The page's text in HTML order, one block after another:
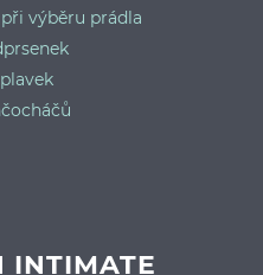
výběru prádla
INTIMATE